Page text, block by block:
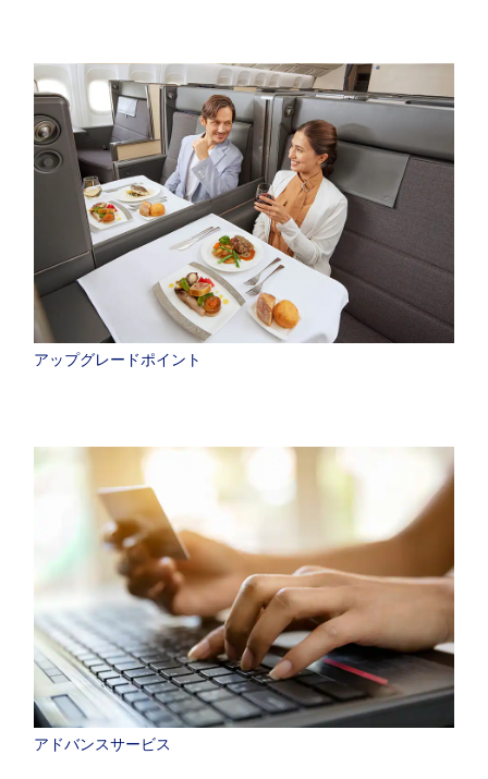
アップグレードポイント
アドバンスサービス